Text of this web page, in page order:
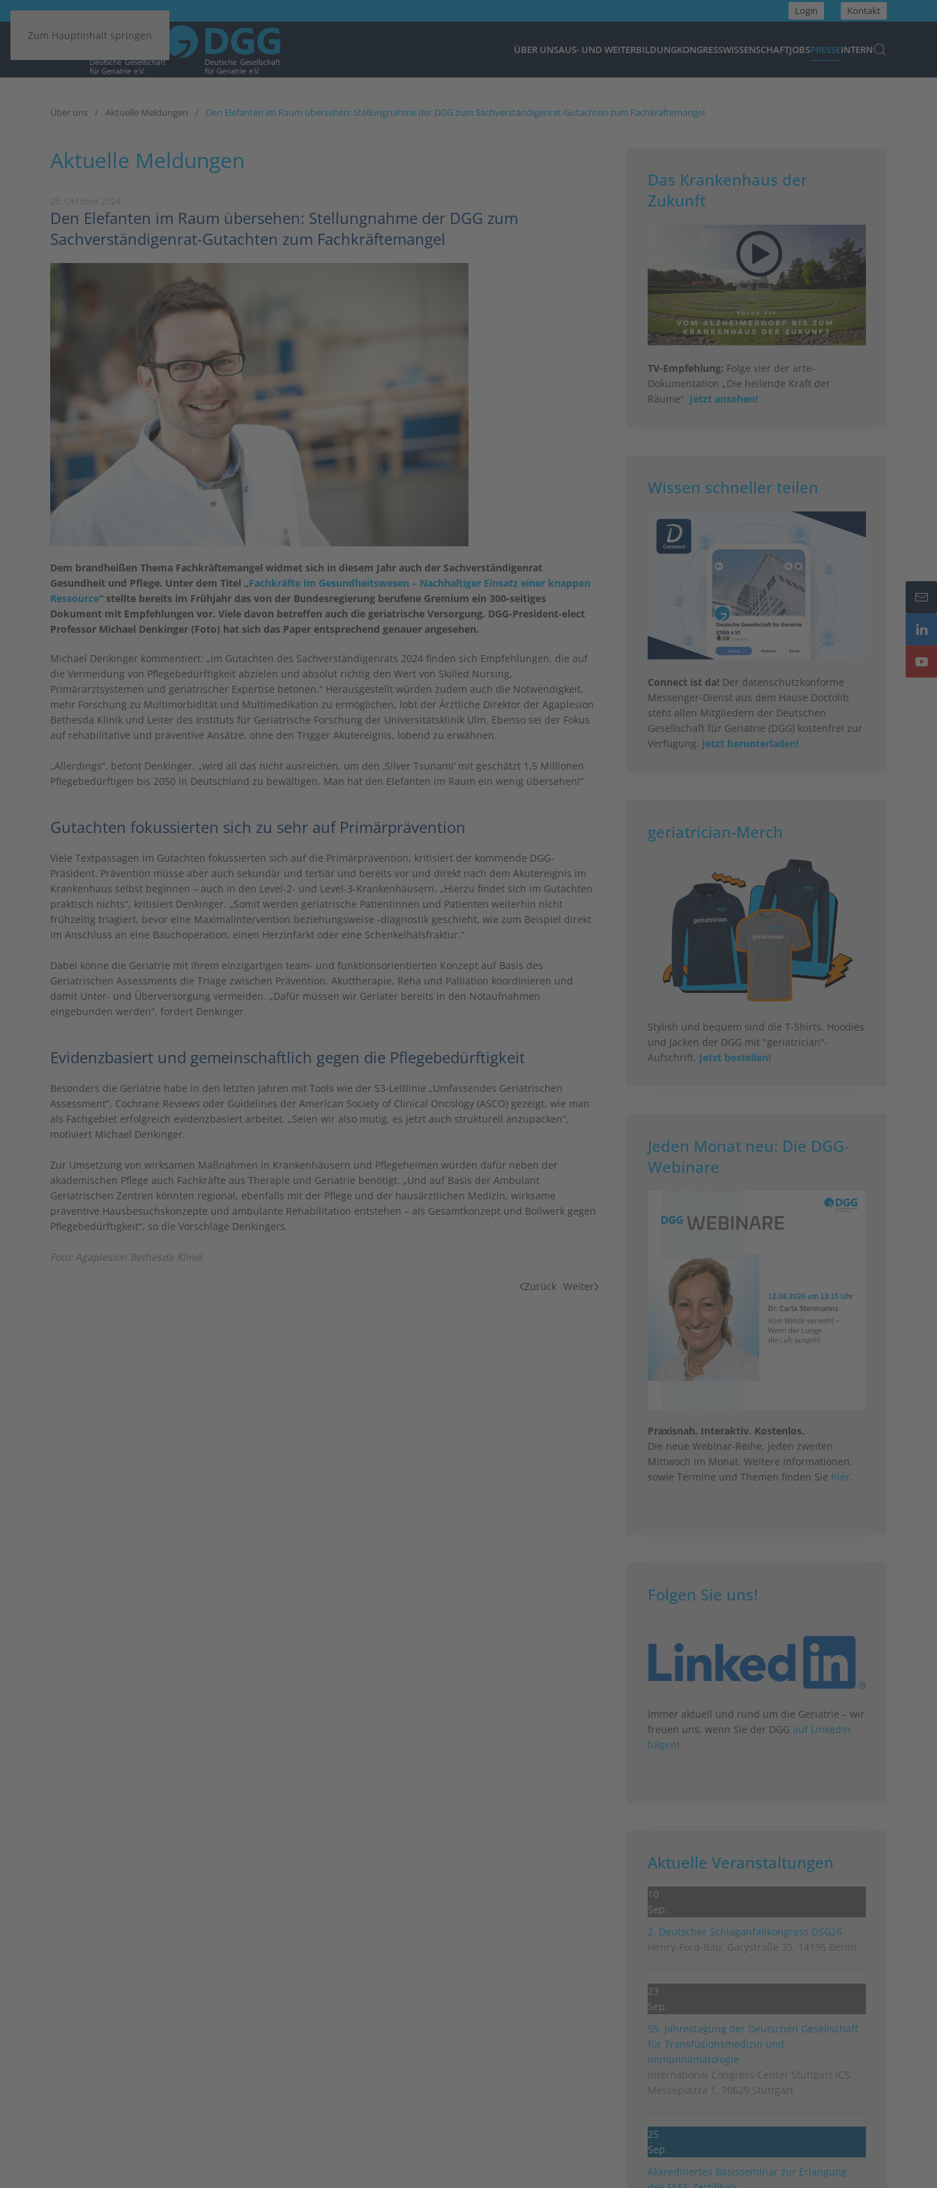
Zum Hauptinhalt springen
Login Kontakt
ÜBER UNSAUS- UND WEITERBILDUNGKONGRESSWISSENSCHAFTJOBSPRESSEINTERN
Über uns Aktuelle Meldungen Den Elefanten im Raum übersehen: Stellungnahme der DGG zum Sachverständigenrat-Gutachten zum Fachkräftemangel
Aktuelle Meldungen
Den Elefanten im Raum übersehen: Stellungnahme der DGG zum
Sachverständigenrat-Gutachten zum Fachkräftemangel
Dem brandheißen Thema Fachkräftemangel widmet sich in diesem Jahr auch der Sachverständigenrat
Gesundheit und Pflege. Unter dem Titel „Fachkräfte im Gesundheitswesen – Nachhaltiger Einsatz einer knappen
Ressource“ stellte bereits im Frühjahr das von der Bundesregierung berufene Gremium ein 300-seitiges
Dokument mit Empfehlungen vor. Viele davon betreffen auch die geriatrische Versorgung. DGG-President-elect
Professor Michael Denkinger (Foto) hat sich das Paper entsprechend genauer angesehen.
Michael Denkinger kommentiert: „Im Gutachten des Sachverständigenrats 2024 finden sich Empfehlungen, die auf
die Vermeidung von Pflegebedürftigkeit abzielen und absolut richtig den Wert von Skilled Nursing,
Primärarztsystemen und geriatrischer Expertise betonen.“ Herausgestellt würden zudem auch die Notwendigkeit,
mehr Forschung zu Multimorbidität und Multimedikation zu ermöglichen, lobt der Ärztliche Direktor der Agaplesion
Bethesda Klinik und Leiter des Instituts für Geriatrische Forschung der Universitätsklinik Ulm. Ebenso sei der Fokus
auf rehabilitative und präventive Ansätze, ohne den Trigger Akutereignis, lobend zu erwähnen.
„Allerdings“, betont Denkinger, „wird all das nicht ausreichen, um den ‚Silver Tsunami‘ mit geschätzt 1,5 Millionen
Pflegebedürftigen bis 2050 in Deutschland zu bewältigen. Man hat den Elefanten im Raum ein wenig übersehen!“
Gutachten fokussierten sich zu sehr auf Primärprävention
Viele Textpassagen im Gutachten fokussierten sich auf die Primärprävention, kritisiert der kommende DGG-
Präsident. Prävention müsse aber auch sekundär und tertiär und bereits vor und direkt nach dem Akutereignis im
Krankenhaus selbst beginnen – auch in den Level-2- und Level-3-Krankenhäusern. „Hierzu findet sich im Gutachten
praktisch nichts“, kritisiert Denkinger. „Somit werden geriatrische Patientinnen und Patienten weiterhin nicht
frühzeitig triagiert, bevor eine Maximalintervention beziehungsweise -diagnostik geschieht, wie zum Beispiel direkt
im Anschluss an eine Bauchoperation, einen Herzinfarkt oder eine Schenkelhalsfraktur.“
Dabei könne die Geriatrie mit ihrem einzigartigen team- und funktionsorientierten Konzept auf Basis des
Geriatrischen Assessments die Triage zwischen Prävention, Akuttherapie, Reha und Palliation koordinieren und
damit Unter- und Überversorgung vermeiden. „Dafür müssen wir Geriater bereits in den Notaufnahmen
eingebunden werden“, fordert Denkinger.
Evidenzbasiert und gemeinschaftlich gegen die Pflegebedürftigkeit
Besonders die Geriatrie habe in den letzten Jahren mit Tools wie der S3-Leitlinie „Umfassendes Geriatrischen
Assessment“, Cochrane Reviews oder Guidelines der American Society of Clinical Oncology (ASCO) gezeigt, wie man
als Fachgebiet erfolgreich evidenzbasiert arbeitet. „Seien wir also mutig, es jetzt auch strukturell anzupacken“,
motiviert Michael Denkinger.
Zur Umsetzung von wirksamen Maßnahmen in Krankenhäusern und Pflegeheimen würden dafür neben der
akademischen Pflege auch Fachkräfte aus Therapie und Geriatrie benötigt. „Und auf Basis der Ambulant
Geriatrischen Zentren könnten regional, ebenfalls mit der Pflege und der hausärztlichen Medizin, wirksame
präventive Hausbesuchskonzepte und ambulante Rehabilitation entstehen – als Gesamtkonzept und Bollwerk gegen
Pflegebedürftigkeit“, so die Vorschläge Denkingers.
Foto: Agaplesion Bethesda Klinik
Zurück Weiter
Das Krankenhaus der
Zukunft
TV-Empfehlung: Folge vier der arte-
Dokumentation „Die heilende Kraft der
Räume“. Jetzt ansehen!
Wissen schneller teilen
Connect ist da! Der datenschutzkonforme
Messenger-Dienst aus dem Hause Doctolib
steht allen Mitgliedern der Deutschen
Gesellschaft für Geriatrie (DGG) kostenfrei zur
Verfügung. Jetzt herunterladen!
geriatrician-Merch
Stylish und bequem sind die T-Shirts, Hoodies
und Jacken der DGG mit "geriatrician"-
Aufschrift. Jetzt bestellen!
Jeden Monat neu: Die DGG-
Webinare
Praxisnah. Interaktiv. Kostenlos.
Die neue Webinar-Reihe, jeden zweiten
Mittwoch im Monat. Weitere Informationen,
sowie Termine und Themen finden Sie hier.
Folgen Sie uns!
Immer aktuell und rund um die Geriatrie – wir
freuen uns, wenn Sie der DGG auf LinkedIn
folgen!
Aktuelle Veranstaltungen
10
Sep.
2. Deutscher Schlag­anfall­kongress DSG26
Henry-Ford-Bau, Garystraße 35, 14195 Berlin
23
Sep.
59. Jahrestagung der Deutschen Gesellschaft
für Transfusionsmedizin und
Immunhämatologie
International Congress Center Stuttgart ICS,
Messepiazza 1, 70629 Stuttgart
25
Sep.
Akkreditiertes Basisseminar zur Erlangung